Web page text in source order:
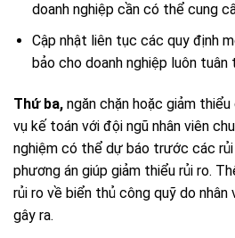
doanh nghiệp cần có thể cung
Cập nhật liên tục các quy định
bảo cho doanh nghiệp luôn tuân
Thứ ba, ngăn chặn hoặc giảm
vụ kế toán với đội ngũ nhân viên
nghiệm có thể dự báo trước các
phương án giúp giảm thiểu rủi ro.
rủi ro về biển thủ công quỹ do nhân
gây ra.